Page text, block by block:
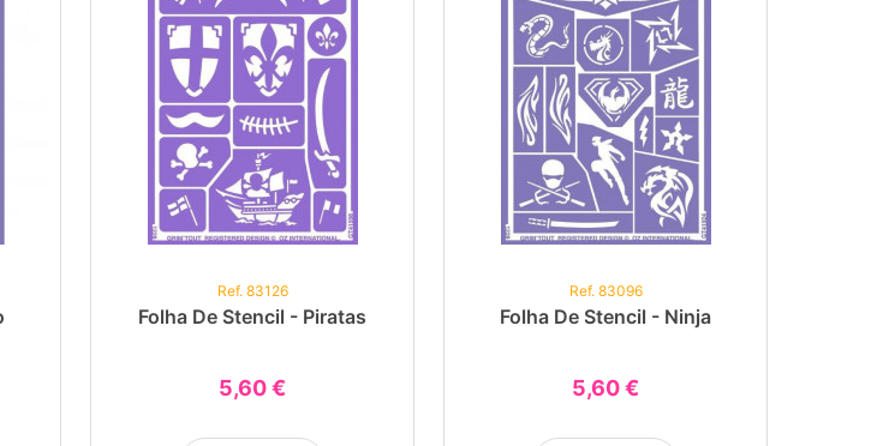
Ref. 83126
Folha De Stencil - Piratas
5,60 €
Ref. 83096
Folha De Stencil - Ninja
5,60 €